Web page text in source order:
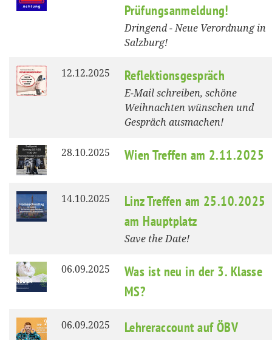
Prüfungsanmeldung!
Dringend - Neue Verordnung in
Salzburg!
12.12.2025 Reflektionsgespräch
E-Mail schreiben, schöne
Weihnachten wünschen und
Gespräch ausmachen!
28.10.2025 Wien Treffen am 2.11.2025
14.10.2025
Linz Treffen am 25.10.2025
am Hauptplatz
Save the Date!
06.09.2025
Was ist neu in der 3. Klasse
MS?
06.09.2025 Lehreraccount auf ÖBV